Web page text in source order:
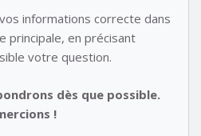
informations correcte dans
principale, en précisant
votre question.
dès que possible.
!